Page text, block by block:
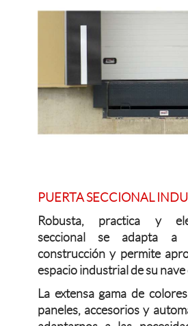
PUERTA SECCIONAL
Robusta, practica y
seccional se adapta a
construcción y permite
espacio industrial de su nave
La extensa gama de
paneles, accesorios y